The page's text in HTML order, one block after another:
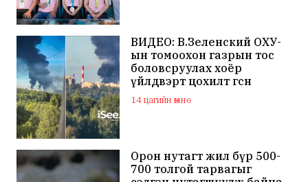
ВИДЕО: В.Зеленский ОХУ-
ын томоохон газрын тос
боловсруулах хоёр
үйлдвэрт цохилт өгснөө
мэдэгдлээ
14 цагийн өмнө
Орон нутагт жил бүр 500-
700 толгой тарвагыг